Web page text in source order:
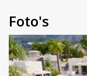
De
golfbaan en de
verdiepingen);
Foto's